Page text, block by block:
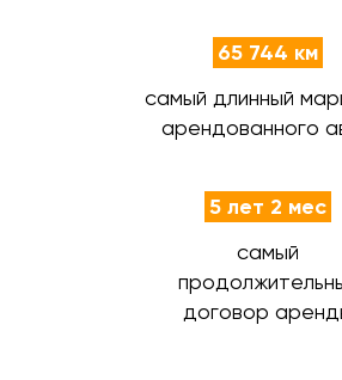
65 744 км
самый длинный
арендованного
5 лет 2 мес
самый
договор